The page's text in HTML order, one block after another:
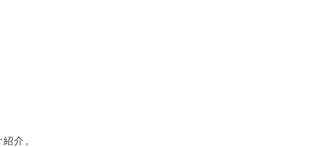
介。